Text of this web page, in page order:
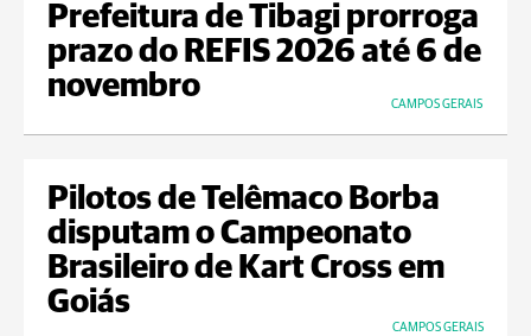
Prefeitura de Tibagi prorroga
prazo do REFIS 2026 até 6 de
novembro
CAMPOS GERAIS
Pilotos de Telêmaco Borba
disputam o Campeonato
Brasileiro de Kart Cross em
Goiás
CAMPOS GERAIS